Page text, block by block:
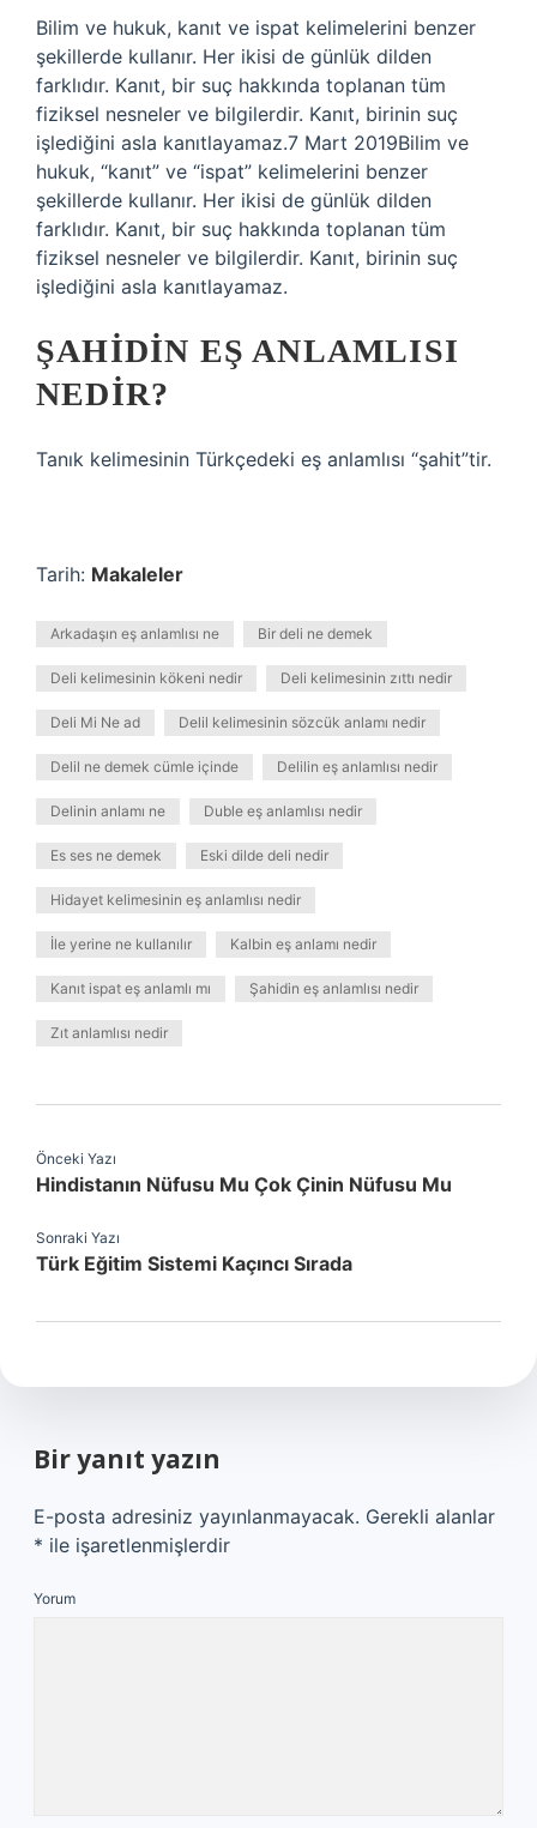
Bilim ve hukuk, kanıt ve ispat kelimelerini benzer
şekillerde kullanır. Her ikisi de günlük dilden
farklıdır. Kanıt, bir suç hakkında toplanan tüm
fiziksel nesneler ve bilgilerdir. Kanıt, birinin suç
işlediğini asla kanıtlayamaz.7 Mart 2019Bilim ve
hukuk, “kanıt” ve “ispat” kelimelerini benzer
şekillerde kullanır. Her ikisi de günlük dilden
farklıdır. Kanıt, bir suç hakkında toplanan tüm
fiziksel nesneler ve bilgilerdir. Kanıt, birinin suç
işlediğini asla kanıtlayamaz.
ŞAHIDIN EŞ ANLAMLISI
NEDIR?
Tanık kelimesinin Türkçedeki eş anlamlısı “şahit”tir.
Tarih: Makaleler
Arkadaşın eş anlamlısı ne Bir deli ne demek
Deli kelimesinin kökeni nedir Deli kelimesinin zıttı nedir
Deli Mi Ne ad Delil kelimesinin sözcük anlamı nedir
Delil ne demek cümle içinde Delilin eş anlamlısı nedir
Delinin anlamı ne Duble eş anlamlısı nedir
Es ses ne demek Eski dilde deli nedir
Hidayet kelimesinin eş anlamlısı nedir
İle yerine ne kullanılır Kalbin eş anlamı nedir
Kanıt ispat eş anlamlı mı Şahidin eş anlamlısı nedir
Zıt anlamlısı nedir
Önceki Yazı
Hindistanın Nüfusu Mu Çok Çinin Nüfusu Mu
Sonraki Yazı
Türk Eğitim Sistemi Kaçıncı Sırada
Bir yanıt yazın
E-posta adresiniz yayınlanmayacak. Gerekli alanlar
* ile işaretlenmişlerdir
Yorum